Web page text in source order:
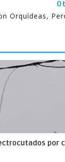
Orquídeas,
por